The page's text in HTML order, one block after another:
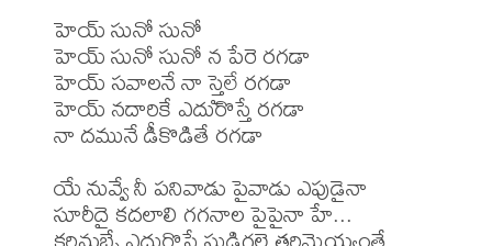
హెయ్ సునో సునో
హెయ్ సునో సునో న పేరె రగడా
హెయ్ సవాలనే నా స్తైలే రగడా
హెయ్ నదారికే ఎదురొస్తే రగడా
నా దమునే డీకొడితే రగడా
యే నువ్వే నీ పనివాడు పైవాడు ఎపుడైనా
సూరీదై కదలాలి గగనాల పైపైనా హే...